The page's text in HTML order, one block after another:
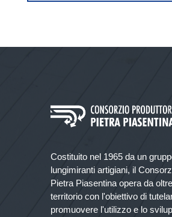
Costituito nel 1965 da un
lungimiranti artigiani, il
Pietra Piasentina opera da
territorio con l'obiettivo di
promuovere l'utilizzo e lo